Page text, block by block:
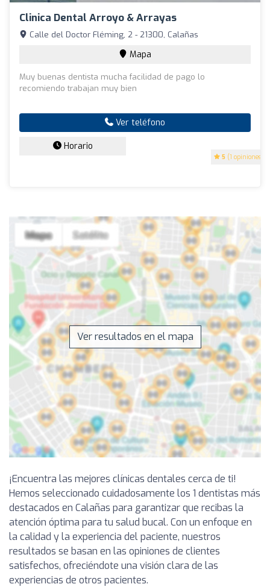
Clinica Dental Arroyo & Arrayas
5 (1 opiniones)
Calle del Doctor Fléming, 2 - 21300, Calañas
Mapa
Muy buenas dentista mucha facilidad de pago lo
recomiendo trabajan muy bien
Ver teléfono
Horario
Ver resultados en el mapa
¡Encuentra las mejores clínicas dentales cerca de ti!
Hemos seleccionado cuidadosamente los 1 dentistas más
destacados en Calañas para garantizar que recibas la
atención óptima para tu salud bucal. Con un enfoque en
la calidad y la experiencia del paciente, nuestros
resultados se basan en las opiniones de clientes
satisfechos, ofreciéndote una visión clara de las
experiencias de otros pacientes.